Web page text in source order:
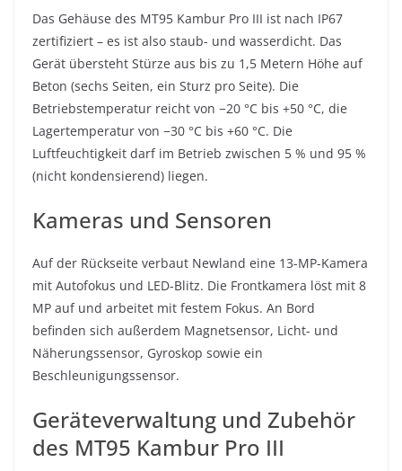
Das Gehäuse des MT95 Kambur Pro III ist nach IP67
zertifiziert – es ist also staub- und wasserdicht. Das
Gerät übersteht Stürze aus bis zu 1,5 Metern Höhe auf
Beton (sechs Seiten, ein Sturz pro Seite). Die
Betriebstemperatur reicht von −20 °C bis +50 °C, die
Lagertemperatur von −30 °C bis +60 °C. Die
Luftfeuchtigkeit darf im Betrieb zwischen 5 % und 95 %
(nicht kondensierend) liegen.
Kameras und Sensoren
Auf der Rückseite verbaut Newland eine 13-MP-Kamera
mit Autofokus und LED-Blitz. Die Frontkamera löst mit 8
MP auf und arbeitet mit festem Fokus. An Bord
befinden sich außerdem Magnetsensor, Licht- und
Näherungssensor, Gyroskop sowie ein
Beschleunigungssensor.
Geräteverwaltung und Zubehör
des MT95 Kambur Pro III